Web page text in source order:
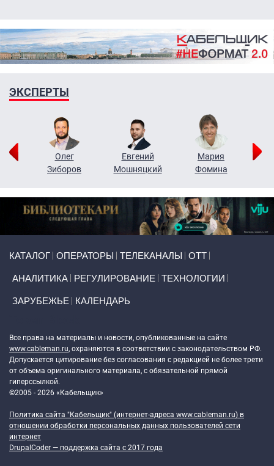
ЭКСПЕРТЫ
Олег
Зиборов
Евгений
Мошняцкий
Мария
Фомина
КАТАЛОГ ОПЕРАТОРЫ ТЕЛЕКАНАЛЫ ОТТ
АНАЛИТИКА РЕГУЛИРОВАНИЕ ТЕХНОЛОГИИ
ЗАРУБЕЖЬЕ КАЛЕНДАРЬ
Все права на материалы и новости, опубликованные на сайте
www.cableman.ru, охраняются в соответствии с законодательством РФ.
Допускается цитирование без согласования с редакцией не более трети
от объема оригинального материала, с обязательной прямой
гиперссылкой.
©2005 - 2026 «Кабельщик»
Политика сайта "Кабельщик" (интернет-адреса www.cableman.ru) в
отношении обработки персональных данных пользователей сети
интернет
DrupalCoder — поддержка сайта c 2017 года